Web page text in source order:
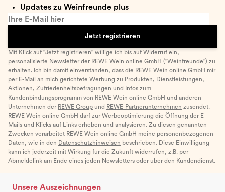
Updates zu Weinfreunde plus
Ihre E-Mail hier
Jetzt registrieren
Mit Klick auf "Jetzt registrieren" willige ich bis auf Widerruf ein,
personalisierte Newsletter der REWE Wein online GmbH ("Weinfreunde") zu
erhalten. Ich bin damit einverstanden, dass die REWE Wein online GmbH mir
per E-Mail an mich gerichtete Werbung zu Produkten, Dienstleistungen,
Aktionen, Zufriedenheitsbefragungen und Infos zum
Kundenbindungsprogramm von REWE Wein online GmbH und anderen
Unternehmen der REWE Group und REWE-Partnerunternehmen zusendet.
REWE Wein online GmbH darf zur Werbeoptimierung die Öffnung der E-
Mails und Klicks auf Links erheben und analysieren. Zu diesen genannten
Zwecken verarbeitet REWE Wein online GmbH meine personenbezogenen
Daten, wie in den Datenschutzhinweisen beschrieben. Diese Einwilligung
kann ich jederzeit mit Wirkung für die Zukunft widerrufen, z.B. per
Abmeldelink am Ende eines jeden Newsletters oder über den Kundendienst.
Unsere Auszeichnungen